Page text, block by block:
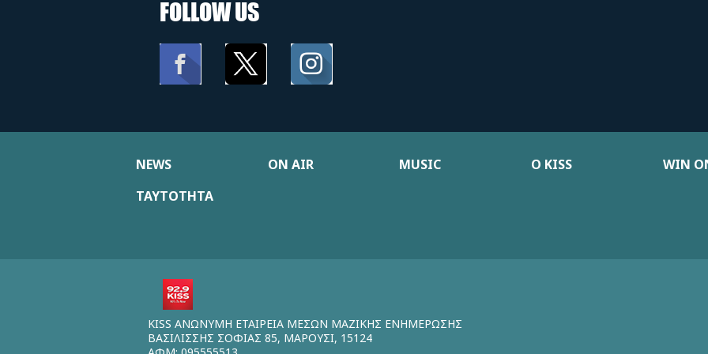
FOLLOW US
NEWS ON AIR MUSIC Ο KISS WIN
ΤΑΥΤΟΤΗΤΑ
KISS ΑΝΩΝΥΜΗ ΕΤΑΙΡΕΙΑ ΜΕΣΩΝ ΜΑΖΙΚΗΣ ΕΝΗΜΕΡΩΣΗΣ
ΒΑΣΙΛΙΣΣΗΣ ΣΟΦΙΑΣ 85, ΜΑΡΟΥΣΙ, 15124